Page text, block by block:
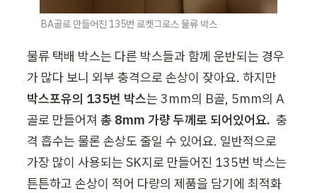
BA골로 만들어진 135번 로켓그로스 물류 박스
물류 택배 박스는 다른 박스들과 함께 운반되는 경우
가 많다 보니 외부 충격으로 손상이 잦아요. 하지만
박스포유의 135번 박스는 3mm의 B골, 5mm의 A
골로 만들어져 총 8mm 가량 두께로 되어있어요.
  충
격 흡수는 물론 손상도 줄일 수 있어요. 일반적으로
가장 많이 사용되는 SK지로 만들어진 135번 박스는
튼튼하고 손상이 적어 다량의 제품을 담기에 최적화